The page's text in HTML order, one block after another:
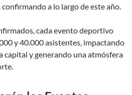
a lo largo de este año.
cada evento deportivo
y 40.000 asistentes, impactando
capital y generando una atmósfera